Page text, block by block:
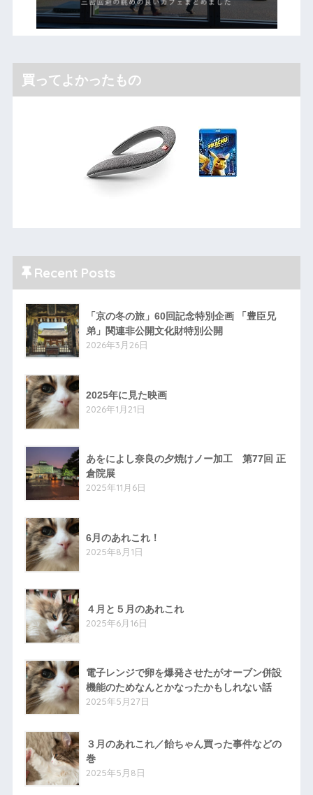
買ってよかったもの
Recent Posts
「京の冬の旅」60回記念特別企画 「豊臣兄
弟」関連非公開文化財特別公開
2026年3月26日
2025年に見た映画
2026年1月21日
あをによし奈良の夕焼けノー加工 第77回 正
倉院展
2025年11月6日
6月のあれこれ！
2025年8月1日
４月と５月のあれこれ
2025年6月16日
電子レンジで卵を爆発させたがオーブン併設
機能のためなんとかなったかもしれない話
2025年5月27日
３月のあれこれ／飴ちゃん買った事件などの
巻
2025年5月8日